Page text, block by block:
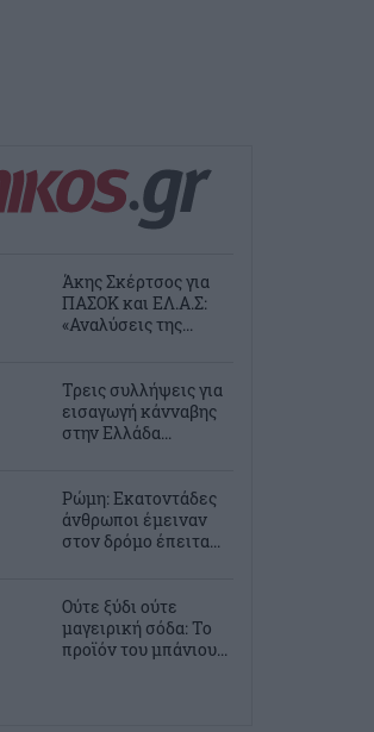
Άκης Σκέρτσος για
ΠΑΣΟΚ και ΕΛ.Α.Σ:
«Αναλύσεις της...
Τρεις συλλήψεις για
εισαγωγή κάνναβης
στην Ελλάδα...
Ρώμη: Εκατοντάδες
άνθρωποι έμειναν
στον δρόμο έπειτα...
Ούτε ξύδι ούτε
μαγειρική σόδα: Το
προϊόν του μπάνιου...